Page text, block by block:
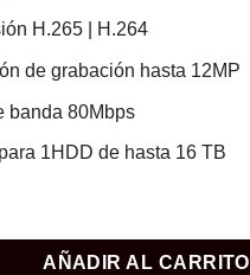
H.265 | H.264
de grabación hasta 12MP
banda 80Mbps
1HDD de hasta 16 TB
W cantidad
AÑADIR AL CARRITO